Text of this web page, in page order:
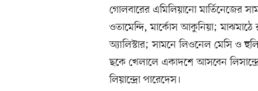
গোলবারের এমিলিয়ানো মার্তিনেজের
ওতামেন্দি, মার্কোস আকুনিয়া;
অ্যালিস্টার; সামনে লিওনেল মেসি
ছকে খেলালে একাদশে আসবেন
লিয়ান্দ্রো পারেদেস।